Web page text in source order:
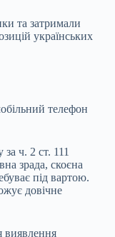
та затримали
українських
телефон
ч. 2 ст. 111
зрада, скоєна
під вартою.
довічне
виявлення